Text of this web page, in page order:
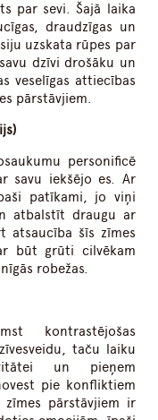
par sevi. Šajā laika
draudzīgas un
uzskata rūpes par
dzīvi drošāku un
veselīgas attiecības
pārstāvjiem.
personificē
savu iekšējo es. Ar
patīkami, jo viņi
atbalstīt draugu ar
atsaucība šīs zīmes
būt grūti cilvēkam
robežas.
kontrastējošas
taču laiku
un pieņem
pie konfliktiem
pārstāvjiem ir